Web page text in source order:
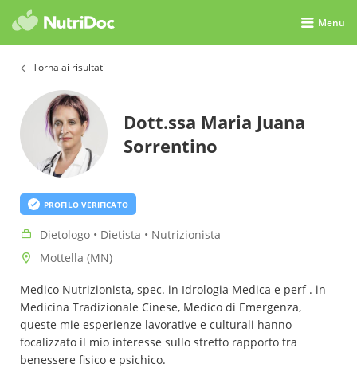
Menu
Torna ai risultati
Dott.ssa Maria Juana
Sorrentino
PROFILO VERIFICATO
Dietologo • Dietista • Nutrizionista
Mottella (MN)
Medico Nutrizionista, spec. in Idrologia Medica e perf . in
Medicina Tradizionale Cinese, Medico di Emergenza,
queste mie esperienze lavorative e culturali hanno
focalizzato il mio interesse sullo stretto rapporto tra
benessere fisico e psichico.